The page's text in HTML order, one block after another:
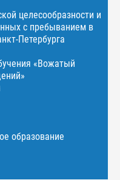
целесообразности и
с пребыванием в
Петербурга
«Вожатый
образование